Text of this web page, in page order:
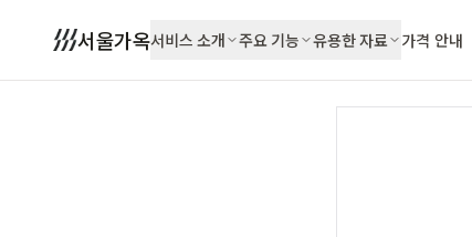
서울가옥서비스 소개 주요 기능 유용한 자료 가격 안내